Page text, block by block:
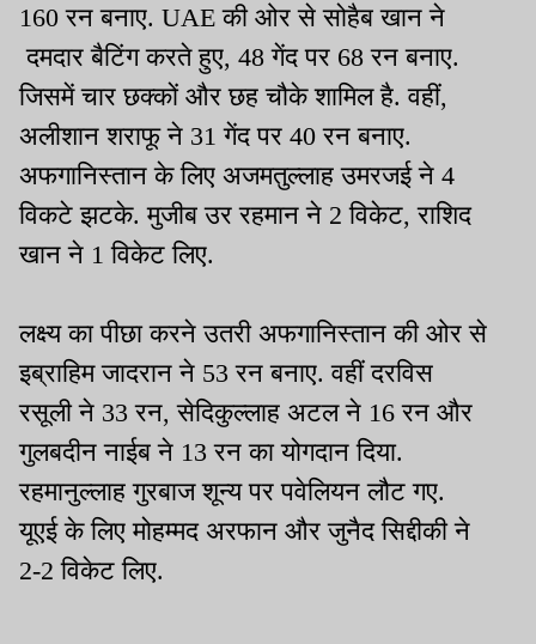
160 रन बनाए. UAE की ओर से सोहैब खान ने
दमदार बैटिंग करते हुए, 48 गेंद पर 68 रन बनाए.
जिसमें चार छक्कों और छह चौके शामिल है. वहीं,
अलीशान शराफू ने 31 गेंद पर 40 रन बनाए.
अफगानिस्तान के लिए अजमतुल्लाह उमरजई ने 4
विकटे झटके. मुजीब उर रहमान ने 2 विकेट, राशिद
खान ने 1 विकेट लिए.
लक्ष्य का पीछा करने उतरी अफगानिस्तान की ओर से
इब्राहिम जादरान ने 53 रन बनाए. वहीं दरविस
रसूली ने 33 रन, सेदिकुल्लाह अटल ने 16 रन और
गुलबदीन नाईब ने 13 रन का योगदान दिया.
रहमानुल्लाह गुरबाज शून्य पर पवेलियन लौट गए.
यूएई के लिए मोहम्मद अरफान और जुनैद सिद्दीकी ने
2-2 विकेट लिए.